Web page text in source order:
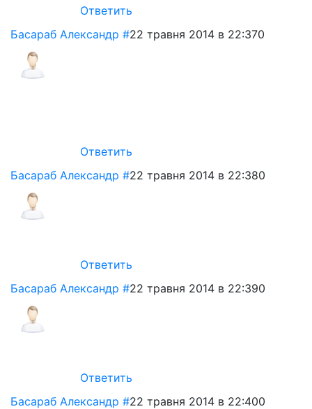
Ответить
Басараб Александр #22 травня 2014 в 22:370
Ответить
Басараб Александр #22 травня 2014 в 22:380
Ответить
Басараб Александр #22 травня 2014 в 22:390
Ответить
Басараб Александр #22 травня 2014 в 22:400